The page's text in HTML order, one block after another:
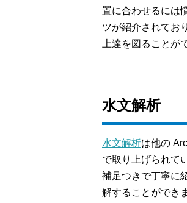
置に合わせるには
ツが紹介されてお
上達を図ることが
水文解析
水文解析は他の
で取り上げられて
補足つきで丁寧に
解することができ